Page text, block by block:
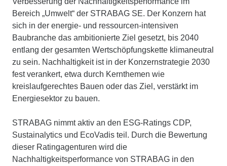
Bereich „Umwelt“ der STRABAG SE. Der Konzern hat
sich in der energie- und ressourcen-intensiven
Baubranche das ambitionierte Ziel gesetzt, bis 2040
entlang der gesamten Wertschöpfungskette klimaneutral
zu sein. Nachhaltigkeit ist in der Konzernstrategie 2030
fest verankert, etwa durch Kernthemen wie
kreislaufgerechtes Bauen oder das Ziel, verstärkt im
Energiesektor zu bauen.
STRABAG nimmt aktiv an den ESG-Ratings CDP,
Sustainalytics und EcoVadis teil. Durch die Bewertung
dieser Ratingagenturen wird die
Nachhaltigkeitsperformance von STRABAG in den